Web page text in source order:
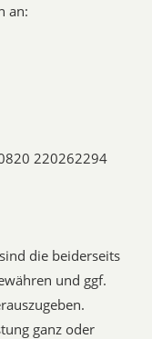
an:
220262294
die beiderseits
und ggf.
ganz oder